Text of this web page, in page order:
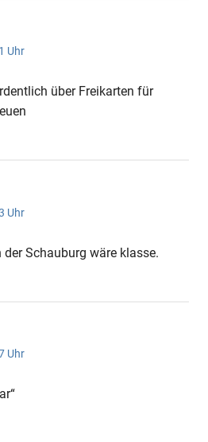
Uhr
über Freikarten für
Uhr
Schauburg wäre klasse.
Uhr